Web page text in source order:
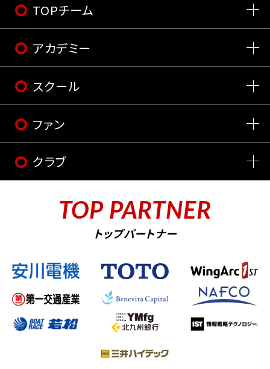
TOPチーム
アカデミー
スクール
ファン
クラブ
TOP PARTNER
トップパートナー